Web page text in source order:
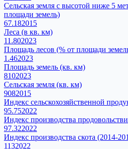
Сельская земля с высотой ниже 5
площади земель)
67.182015
Леса (в кв. км)
11.802023
Площадь лесов (% от площади
1.462023
Площадь земель (кв. км)
8102023
Сельская земля (кв. км)
9082015
Индекс сельскохозяйственной
95.752022
Индекс производства
97.322022
Индекс производства скота (2014-
1132022